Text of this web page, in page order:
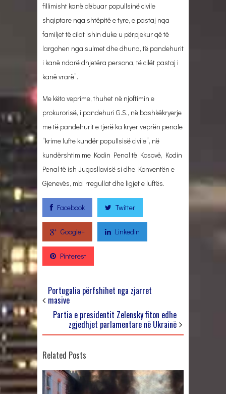
fillimisht kanë dëbuar popullsinë civile
shqiptare nga shtëpitë e tyre, e pastaj nga
familjet të cilat ishin duke u përpjekur që të
largohen nga sulmet dhe dhuna, të pandehurit
i kanë ndarë dhjetëra persona, të cilët pastaj i
kanë vrarë”.
Me këto veprime, thuhet në njoftimin e
prokurorisë, i pandehuri G.S., në bashkëkryerje
me të pandehurit e tjerë ka kryer veprën penale
“krime lufte kundër popullsisë civile”, nё
kundërshtim me Kodin Penal të Kosovë, Kodin
Penal të ish Jugosllavisë si dhe Konventën e
Gjenevës, mbi rregullat dhe ligjet e luftës.
Facebook Twitter
Google+ Linkedin
Pinterest
Portugalia përfshihet nga zjarret
masive
Partia e presidentit Zelensky fiton edhe
zgjedhjet parlamentare në Ukrainë
Related Posts